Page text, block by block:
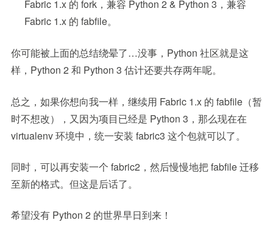
Fabric 1.x 的 fork，兼容 Python 2 & Python 3，兼容
Fabric 1.x 的 fabfile。
你可能被上面的总结绕晕了…没事，Python 社区就是这
样，Python 2 和 Python 3 估计还要共存两年呢。
总之，如果你想向我一样，继续用 Fabric 1.x 的 fabfile（暂
时不想改），又因为项目已经是 Python 3，那么现在在
virtualenv 环境中，统一安装 fabric3 这个包就可以了。
同时，可以再安装一个 fabric2，然后慢慢地把 fabfile 迁移
至新的格式。但这是后话了。
希望没有 Python 2 的世界早日到来！